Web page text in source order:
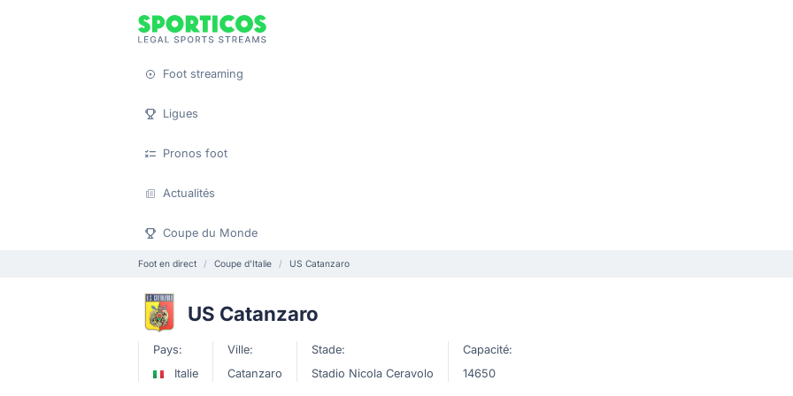
Foot streaming
Ligues
Pronos foot
Actualités
Coupe du Monde
Foot en direct Coupe d'Italie US Catanzaro
US Catanzaro
Pays:
Italie
Ville:
Catanzaro
Stade:
Stadio Nicola Ceravolo
Capacité:
14650